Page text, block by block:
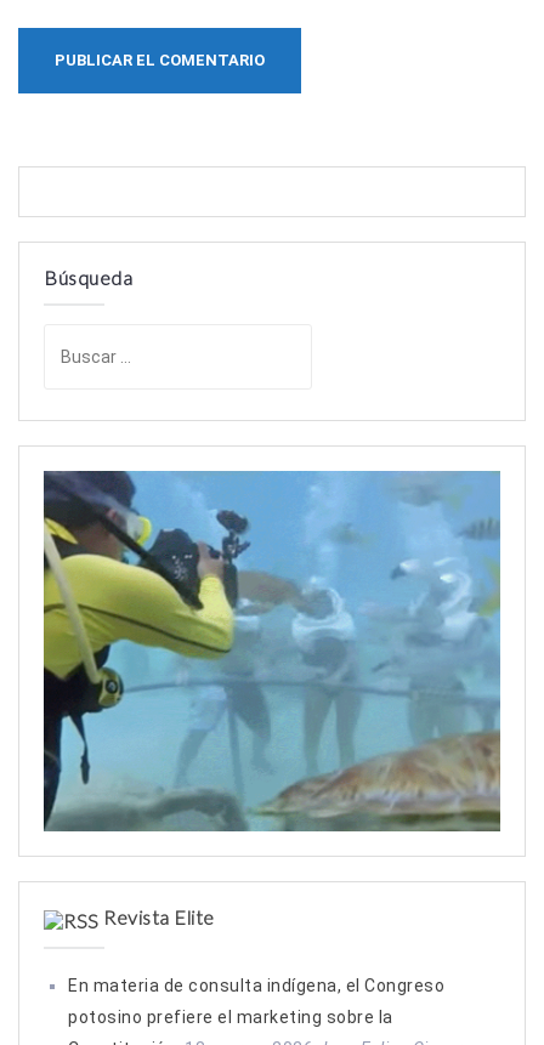
Búsqueda
r
:
Revista Elite
En materia de consulta indígena, el Congreso
potosino prefiere el marketing sobre la